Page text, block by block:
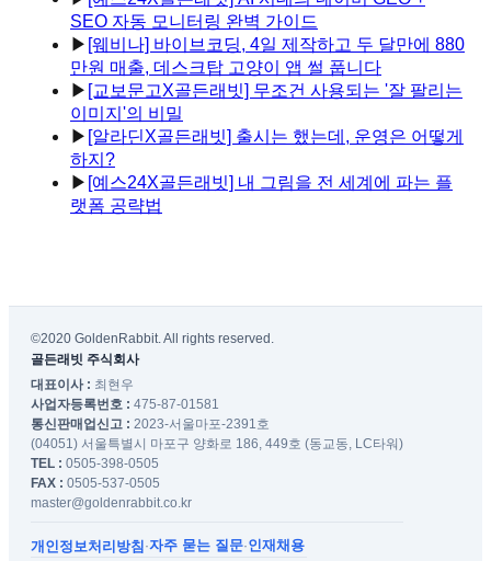
SEO 자동 모니터링 완벽 가이드
▶ [웨비나] 바이브코딩, 4일 제작하고 두 달만에 880
만원 매출, 데스크탑 고양이 앱 썰 풉니다
▶ [교보문고X골든래빗] 무조건 사용되는 '잘 팔리는
이미지'의 비밀
▶ [알라딘X골든래빗] 출시는 했는데, 운영은 어떻게
하지?
▶ [예스24X골든래빗] 내 그림을 전 세계에 파는 플
랫폼 공략법
©2020 GoldenRabbit. All rights reserved.
골든래빗 주식회사
대표이사 : 최현우
사업자등록번호 : 475-87-01581
통신판매업신고 : 2023-서울마포-2391호
(04051) 서울특별시 마포구 양화로 186, 449호 (동교동, LC타워)
TEL : 0505-398-0505
FAX : 0505-537-0505
master@goldenrabbit.co.kr
개인정보처리방침 ·자주 묻는 질문·인재채용